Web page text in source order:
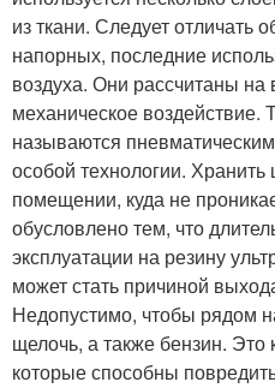
из ткани. Следует отличать
напорных, последние
воздуха. Они рассчитаны на
механическое воздействие.
называются
особой технологии.
помещении, куда не
обусловлено тем, что
эксплуатации на резину
может стать причиной
Недопустимо, чтобы рядом
щелочь, а также бензин. Это
которые способны